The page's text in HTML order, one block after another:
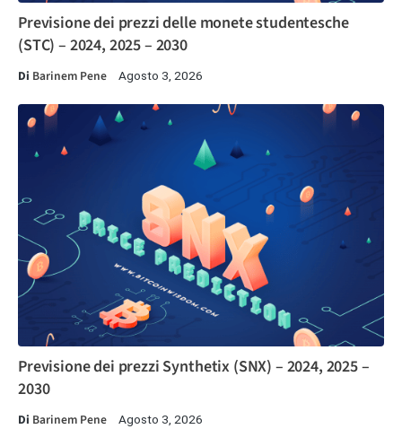
Previsione dei prezzi delle monete studentesche
(STC) – 2024, 2025 – 2030
Di Barinem Pene Agosto 3, 2026
Previsione dei prezzi Synthetix (SNX) – 2024, 2025 –
2030
Di Barinem Pene Agosto 3, 2026